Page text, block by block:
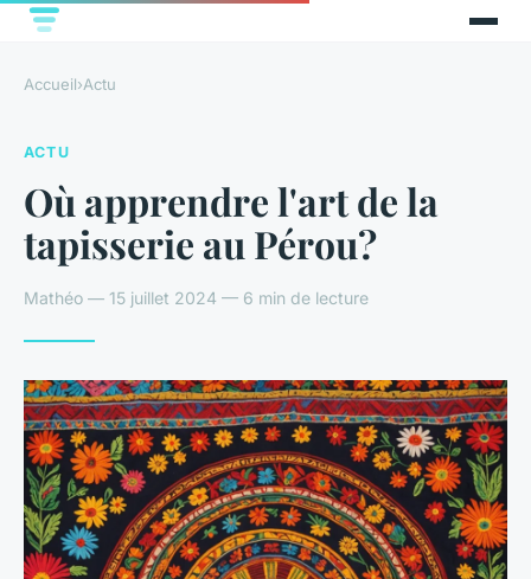
Accueil›Actu
ACTU
Où apprendre l'art de la
tapisserie au Pérou?
Mathéo — 15 juillet 2024 — 6 min de lecture